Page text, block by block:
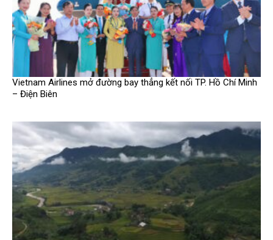
Vietnam Airlines mở đường bay thẳng kết nối TP. Hồ Chí Minh
– Điện Biên